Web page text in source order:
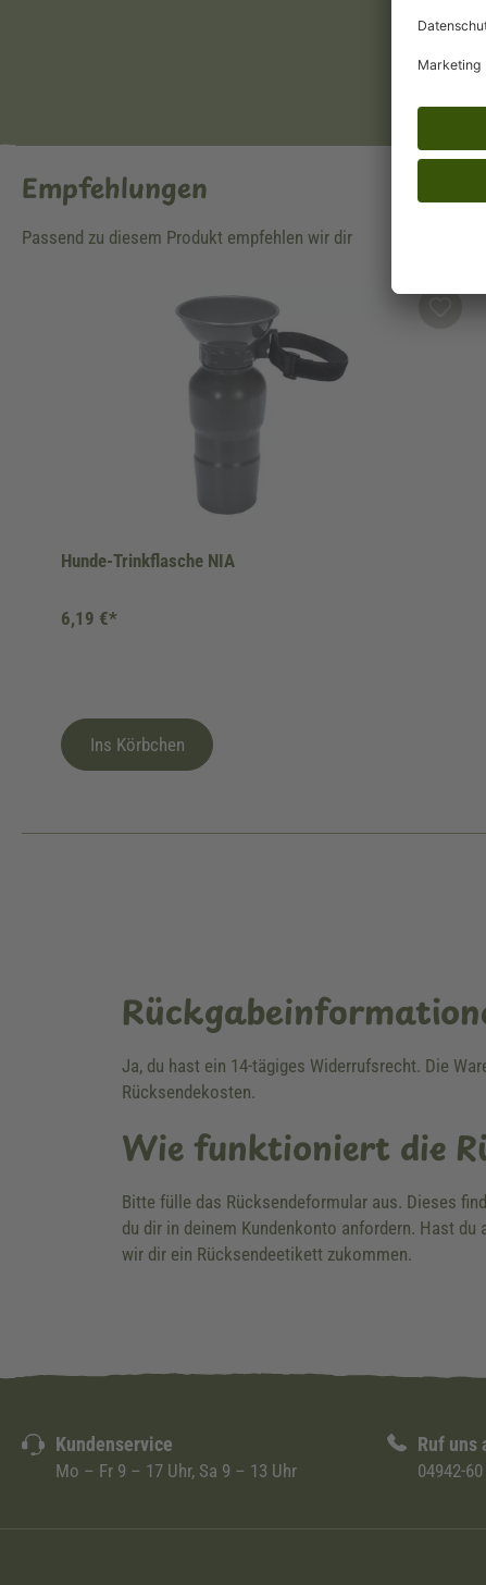
Empfehlungen
Passend zu diesem Produkt empfehlen wir dir
Hunde-Trinkflasche NIA
6,19 €*
Ins Körbchen
Ja, du hast ein 14-tägiges Widerrufsrecht. Die
Rücksendekosten.
Wie funktioniert die
Bitte fülle das Rücksendeformular aus. Dieses
du dir in deinem Kundenkonto anfordern. Hast
wir dir ein Rücksendeetikett zukommen.
Kundenservice
Mo – Fr 9 – 17 Uhr, Sa 9 – 13 Uhr
Ruf uns
04942-